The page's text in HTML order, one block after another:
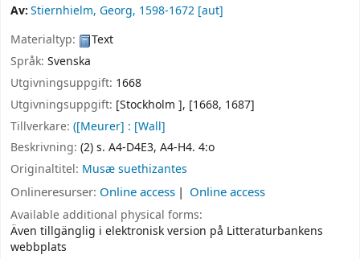
Av:Stiernhielm, Georg, 1598-1672 [aut]
Materialtyp:
Text
Språk: Svenska
Utgivningsuppgift: 1668
Utgivningsuppgift: [Stockholm ], [1668, 1687]
Tillverkare: ([Meurer] : [Wall]
Beskrivning: (2) s. A4-D4E3, A4-H4. 4:o
Originaltitel: Musæ suethizantes
Onlineresurser: Online access Online access
Available additional physical forms:
Även tillgänglig i elektronisk version på Litteraturbankens
webbplats